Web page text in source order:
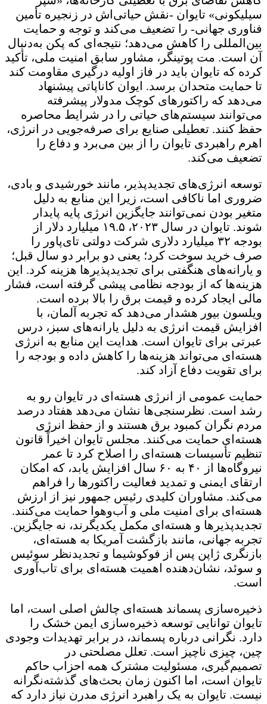
سیلیکونی» تایوان -نقش حیاتی‌اش در زنجیره تأمین
فناوری جهانی- را تضعیف می‌کند و توجه و حمایت
بین‌المللی را کاهش می‌دهد؛ نتیجه‌ای که پکن به‌دنبال
آن است. مت پوتینگر، مشاور سابق امنیت ملی، تأکید
کرده که تایوان باید در فاز اولیه درگیری مقاومت کند
تا حمایت متحدان برسد. ایوان کاناپاتی پیشنهاد
می‌دهد که راکتورهای کوچک مدولار پیشرفته
می‌توانند سیستم‌های حیاتی را در شرایط محاصره
حفظ کنند. تعطیلی صنایع برای صرفه‌جویی در انرژی،
اهرم راهبردی تایوان را از بین می‌برد و دفاع را
تضعیف می‌کند.
توسعه انرژی‌های تجدیدپذیر، مانند خورشیدی و بادی،
ضروری اما ناکافی است، زیرا این منابع به دلیل
متغیر بودن نمی‌توانند جایگزین انرژی پایه پایدار
شوند. تایوان در سال ۲۰۲۳، ۱۹.۵ میلیارد دلار از
بودجه ۳۲ میلیارد دلاری شرکت دولتی تای‌پاور را
صرف خرید سوخت کرد؛ یعنی دو برابر دو سال قبل؛
و یارانه‌های هنگفتی برای تجدیدپذیرها هزینه کرد. این
هزینه‌ها که از بودجه نظامی پیشی گرفته است، فشار
مالی ایجاد کرده و قیمت برق را بالا برده است.
ویلسون بیور هشدار می‌دهد که تجربه آلمان، با
افزایش قیمت انرژی به دلیل یارانه‌های سبز، درس
عبرتی برای تایوان است. هدایت این منابع به انرژی
هسته‌ای می‌تواند هزینه‌ها را کاهش داده و بودجه را
برای تقویت دفاع آزاد کند.
حمایت عمومی از انرژی هسته‌ای در تایوان رو به
رشد است. نظرسنجی‌ها نشان می‌دهد هفتاد درصد
مردم نگران کمبود برق هستند و از حفظ انرژی
هسته‌ای حمایت می‌کنند. مجلس تایوان اخیراً قانون
تنظیم تأسیسات هسته‌ای را اصلاح کرد تا عمر
نیروگاه‌ها از ۴۰ به ۶۰ سال افزایش یابد، که امکان
ارتقای ایمنی و تمدید فعالیت راکتورها را فراهم
می‌کند. مشاوران کلیدی رئیس‌ جمهور نیز از ارزش
هسته‌ای برای امنیت ملی و آب‌وهوا حمایت می‌کنند.
تجدیدپذیرها و هسته‌ای مکمل یکدیگرند، نه جایگزین.
تجربه جهانی، مانند بازگشت آمریکا به هسته‌ای،
بازنگری ژاپن پس از فوکوشیما و تجدیدنظر سوئیس
و سوئد، نشان‌دهنده اهمیت هسته‌ای برای تاب‌آوری
است.
ذخیره‌سازی پسماند هسته‌ای چالش اصلی است، اما
تایوان توانایی توسعه ذخیره‌سازی ایمن خشک را
دارد. نگرانی درباره پسماند، در برابر تهدیدات وجودی
چین، چیزی ناچیز است. تعلل مصلحتی در
تصمیم‌گیری، مسئولیت مشترک همه احزاب حاکم
تایوان است، اما اکنون زمان بحث‌های گذشته‌نگرانه
نیست. تایوان به یک راهبرد انرژی مدرن نیاز دارد که